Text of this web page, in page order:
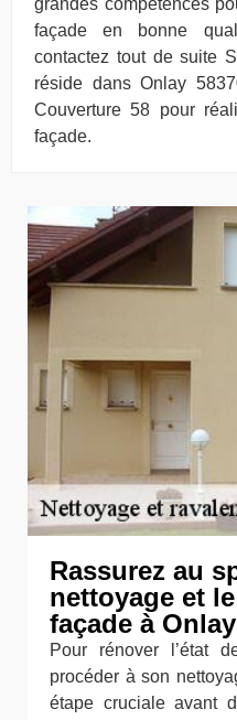
façade en bonne
contactez tout de suite
réside dans Onlay
Couverture 58 pour
façade.
Rassurez au
nettoyage et
façade à Onlay
Pour rénover l’état
procéder à son
étape cruciale avant